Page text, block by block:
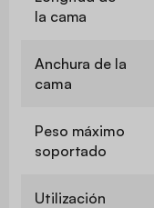
la cama
Anchura de la
cama
Peso máximo
soportado
Utilización